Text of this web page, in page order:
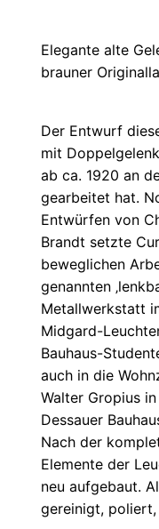
Elegante alte
brauner
Der Entwurf
mit
ab ca. 1920 an
gearbeitet hat.
Entwürfen von
Brandt setzte
beweglichen
genannten
Metallwerkstatt
Midgard-
Bauhaus-
auch in die
Walter Gropius
Dessauer
Nach der
Elemente der
neu aufgebaut.
gereinigt,